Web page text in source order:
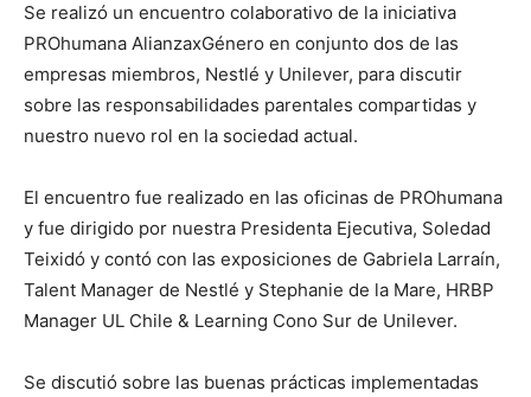
Se realizó un encuentro colaborativo de la iniciativa
PROhumana AlianzaxGénero en conjunto dos de las
empresas miembros, Nestlé y Unilever, para discutir
sobre las responsabilidades parentales compartidas y
nuestro nuevo rol en la sociedad actual.
El encuentro fue realizado en las oficinas de PROhumana
y fue dirigido por nuestra Presidenta Ejecutiva, Soledad
Teixidó y contó con las exposiciones de Gabriela Larraín,
Talent Manager de Nestlé y Stephanie de la Mare, HRBP
Manager UL Chile & Learning Cono Sur de Unilever.
Se discutió sobre las buenas prácticas implementadas